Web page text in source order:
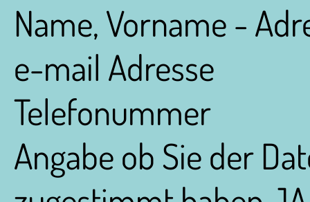
Name, Vorname -
e-mail Adresse
Telefonummer
Angabe ob Sie der